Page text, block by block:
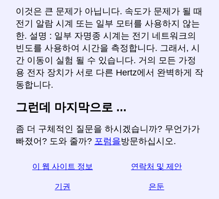
이것은 큰 문제가 아닙니다. 속도가 문제가 될 때
전기 알람 시계 또는 일부 모터를 사용하지 않는
한. 설명 : 일부 자명종 시계는 전기 네트워크의
빈도를 사용하여 시간을 측정합니다. 그래서, 시
간 이동이 실험 될 수 있습니다. 거의 모든 가정
용 전자 장치가 서로 다른 Hertz에서 완벽하게 작
동합니다.
그런데 마지막으로 ...
좀 더 구체적인 질문을 하시겠습니까? 무언가가
빠졌어? 도와 줄까? 포럼을방문하십시오.
이 웹 사이트 정보 연락처 및 제안
기권 은둔